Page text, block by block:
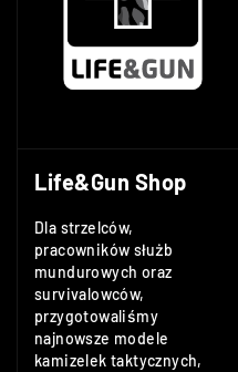
Life&Gun Shop
Dla strzelców,
pracowników służb
mundurowych oraz
survivalowców,
przygotowaliśmy
najnowsze modele
kamizelek taktycznych,